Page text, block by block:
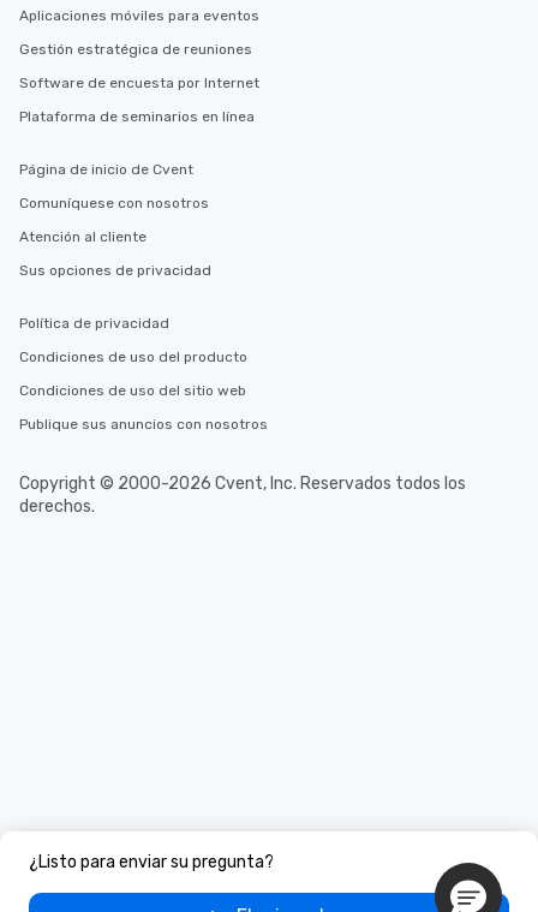
¿Listo para enviar su pregunta?
Aplicaciones móviles para eventos
Gestión estratégica de reuniones
Software de encuesta por Internet
Plataforma de seminarios en línea
Página de inicio de Cvent
Comuníquese con nosotros
Atención al cliente
Sus opciones de privacidad
Política de privacidad
Condiciones de uso del producto
Condiciones de uso del sitio web
Publique sus anuncios con nosotros
Copyright © 2000-2026 Cvent, Inc. Reservados todos los
derechos.